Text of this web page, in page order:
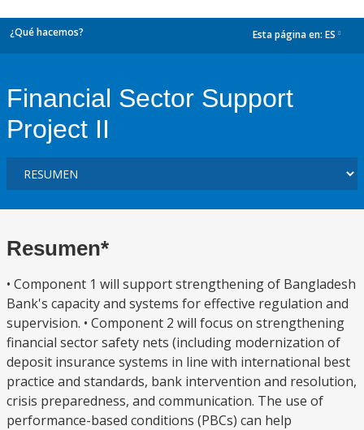
¿Qué hacemos? Esta página en: ES
Financial Sector Support
Project II
Resumen*
• Component 1 will support strengthening of Bangladesh
Bank's capacity and systems for effective regulation and
supervision. • Component 2 will focus on strengthening
financial sector safety nets (including modernization of
deposit insurance systems in line with international best
practice and standards, bank intervention and resolution,
crisis preparedness, and communication. The use of
performance-based conditions (PBCs) can help